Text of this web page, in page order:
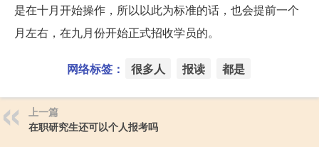
是在十月开始操作，所以以此为标准的话，也会提前一个
月左右，在九月份开始正式招收学员的。
网络标签： 很多人 报读 都是
上一篇
在职研究生还可以个人报考吗